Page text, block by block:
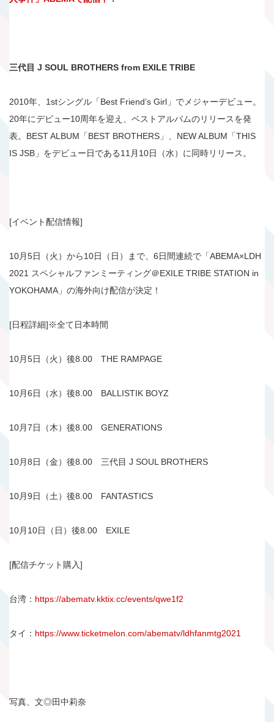
三代目 J SOUL BROTHERS from EXILE TRIBE
2010年、1stシングル「Best Friend’s Girl」でメジャーデビュー。
20年にデビュー10周年を迎え、ベストアルバムのリリースを発
表。BEST ALBUM「BEST BROTHERS」、NEW ALBUM「THIS
IS JSB」をデビュー日である11月10日（水）に同時リリース。
[イベント配信情報]
10月5日（火）から10日（日）まで、6日間連続で「ABEMA×LDH
2021 スペシャルファンミーティング＠EXILE TRIBE STATION in
YOKOHAMA」の海外向け配信が決定！
[日程詳細]※全て日本時間
10月5日（火）後8.00 THE RAMPAGE
10月6日（水）後8.00 BALLISTIK BOYZ
10月7日（木）後8.00 GENERATIONS
10月8日（金）後8.00 三代目 J SOUL BROTHERS
10月9日（土）後8.00 FANTASTICS
10月10日（日）後8.00 EXILE
[配信チケット購入]
台湾： https://abematv.kktix.cc/events/qwe1f2
タイ： https://www.ticketmelon.com/abematv/ldhfanmtg2021
写真、文◎田中莉奈